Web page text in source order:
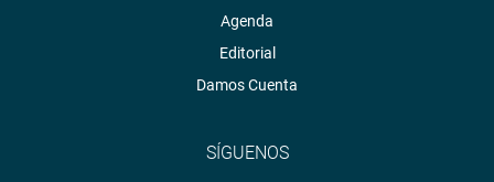
Agenda
Editorial
Damos Cuenta
SÍGUENOS